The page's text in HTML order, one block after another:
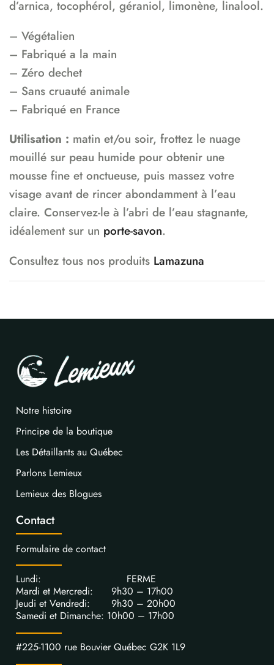
d’arnica, tocophérol, géraniol, limonène, linalool.
– Végétalien
– Fabriqué a la main
– Zéro dechet
– Sans cruauté animale
– Fabriqué en France
Utilisation : matin et/ou soir, frottez le nuage
mouillé sur peau humide pour obtenir une
mousse fine et onctueuse, puis massez votre
visage avant de rincer abondamment à l’eau
claire. Conservez-le à l’abri de l’eau stagnante,
idéalement sur un porte-savon.
Consultez tous nos produits Lamazuna
Notre histoire
Principe de la boutique
Les Détaillants au Québec
Parlons Lemieux
Lemieux des Blogues
Contact
Formulaire de contact
Lundi: FERME
Mardi et Mercredi: 9h30 – 17h00
Jeudi et Vendredi: 9h30 – 20h00
Samedi et Dimanche: 10h00 – 17h00
#225-1100 rue Bouvier Québec G2K 1L9